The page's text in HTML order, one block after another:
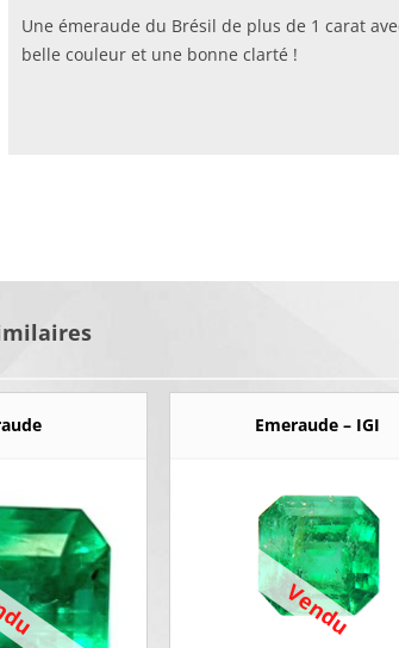
Une émeraude du Brésil de plus de 1 carat
belle couleur et une bonne clarté !
Emeraude – IGI
Vendu